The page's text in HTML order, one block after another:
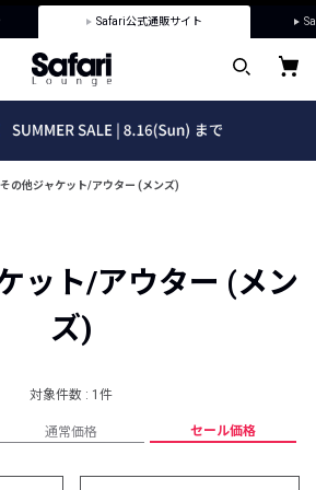
Safari公式通販サイト
その他ジャケット/アウター (メンズ)
ット/アウター (メン
ズ)
対象件数 : 1件
通常価格 セール価格